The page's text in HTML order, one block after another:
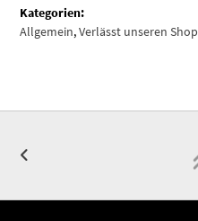
Kategorien:
Allgemein,Verlässt unseren Shop